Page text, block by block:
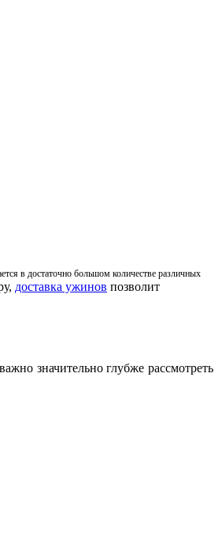
в достаточно большом количестве различных
доставка ужинов позволит
значительно глубже рассмотреть